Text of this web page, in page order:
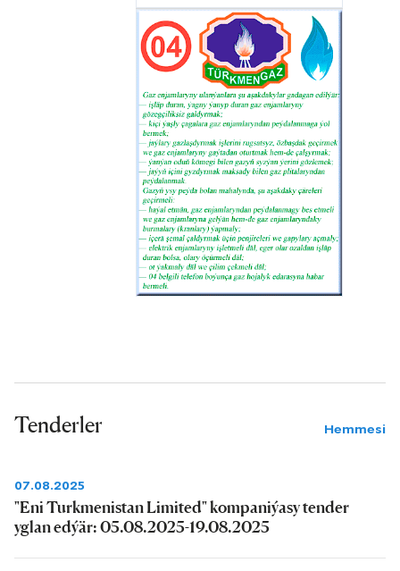
Tenderler Hemmesi
07.08.2025
"Eni Turkmenistan Limited" kompaniýasy tender
yglan edýär: 05.08.2025-19.08.2025